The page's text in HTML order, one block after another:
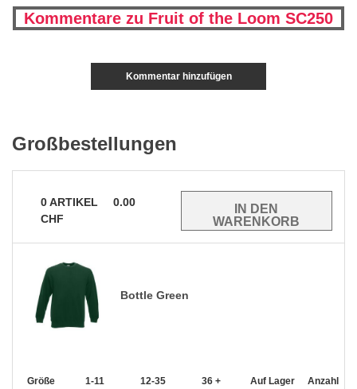
Kommentare zu Fruit of the Loom SC250
Kommentar hinzufügen
Großbestellungen
0ARTIKEL
0.00
CHF
Bottle Green
Größe 1-11 12-35 36 + Auf Lager Anzahl